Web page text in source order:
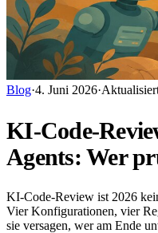
Blog·4. Juni 2026·
KI-Code-
Agents: Wer
KI-Code-Review ist 2026
Vier Konfigurationen, vier
sie versagen, wer am Ende